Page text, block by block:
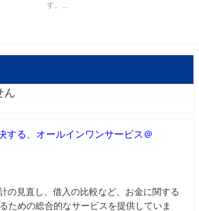
す。...
ん
する、オールインワンサービス＠
の見直し、借入の比較など、お金に関する
ための総合的なサービスを提供していま